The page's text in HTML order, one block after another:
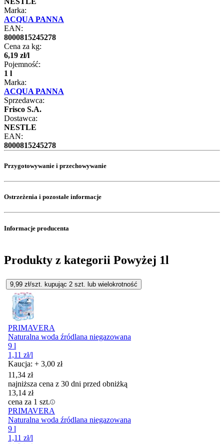
Marka:
ACQUA PANNA
EAN:
8000815245278
Cena za kg:
6,19 zł/l
Pojemność:
1 l
Marka:
ACQUA PANNA
Sprzedawca:
Frisco S.A.
Dostawca:
NESTLE
EAN:
8000815245278
Przygotowywanie i przechowywanie
Ostrzeżenia i pozostałe informacje
Informacje producenta
Produkty z kategorii Powyżej 1l
9,99 zł/szt. kupując 2 szt. lub wielokrotność
PRIMAVERA
Naturalna woda źródlana niegazowana
9 l
1,11 zł/l
Kaucja: + 3,00 zł
11,34 zł
najniższa cena z 30 dni przed obniżką
13,14 zł
cena za 1 szt.
PRIMAVERA
Naturalna woda źródlana niegazowana
9 l
1,11 zł/l